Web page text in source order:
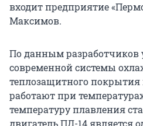
входит предприятие
Максимов.
По данным разработчиков
современной системы
теплозащитного покрытия
работают при
температуру плавления
двигатель ПД-14 является